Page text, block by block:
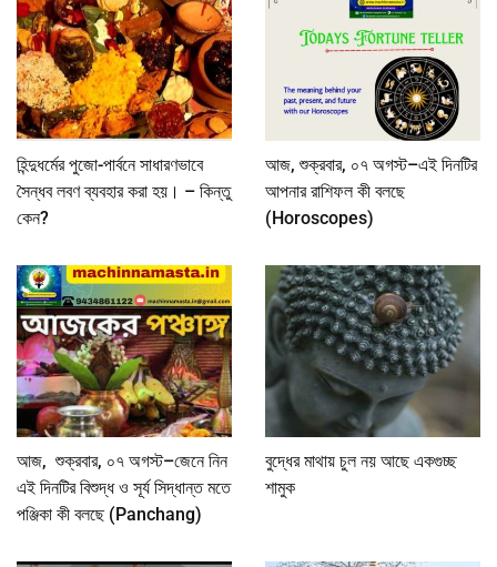
হিন্দুধর্মের পুজো-পার্বনে সাধারণভাবে
সৈন্ধব লবণ ব্যবহার করা হয়। – কিন্তু
কেন?
আজ, শুক্রবার, ০৭ অগস্ট–এই দিনটির
আপনার রাশিফল কী বলছে
(Horoscopes)
আজ, শুক্রবার, ০৭ অগস্ট–জেনে নিন
এই দিনটির বিশুদ্ধ ও সূর্য সিদ্ধান্ত মতে
পঞ্জিকা কী বলছে (Panchang)
বুদ্ধের মাথায় চুল নয় আছে একগুচ্ছ
শামুক